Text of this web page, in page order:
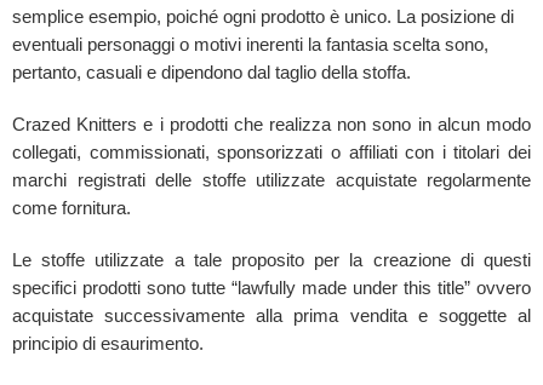
semplice esempio, poiché ogni prodotto è unico. La posizione di
eventuali personaggi o motivi inerenti la fantasia scelta sono,
pertanto, casuali e dipendono dal taglio della stoffa.
Crazed Knitters e i prodotti che realizza non sono in alcun modo
collegati, commissionati, sponsorizzati o affiliati con i titolari dei
marchi registrati delle stoffe utilizzate acquistate regolarmente
come fornitura.
Le stoffe utilizzate a tale proposito per la creazione di questi
specifici prodotti sono tutte “lawfully made under this title” ovvero
acquistate successivamente alla prima vendita e soggette al
principio di esaurimento.